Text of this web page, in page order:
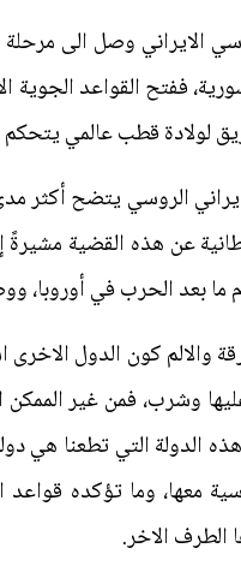
الايراني وصل الى
ففتح القواعد الجوية
لولادة قطب عالمي يتحكم
الروسي يتضح أكثر
عن هذه القضية مشيرةً
بعد الحرب في أوروبا،
والالم كون الدول
وشرب، فمن غير
الدولة التي تطعنا هي
معها، وما تؤكده
الطرف الاخر.